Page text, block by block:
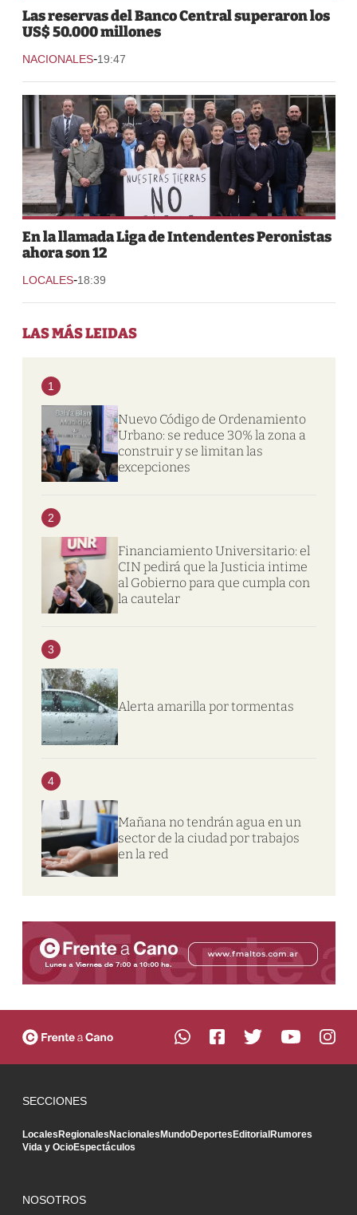
Las reservas del Banco Central superaron los
US$ 50.000 millones
NACIONALES-19:47
En la llamada Liga de Intendentes Peronistas
ahora son 12
LOCALES-18:39
LAS MÁS LEIDAS
1
Nuevo Código de Ordenamiento
Urbano: se reduce 30% la zona a
construir y se limitan las
excepciones
2
Financiamiento Universitario: el
CIN pedirá que la Justicia intime
al Gobierno para que cumpla con
la cautelar
3
Alerta amarilla por tormentas
4
Mañana no tendrán agua en un
sector de la ciudad por trabajos
en la red
SECCIONES
LocalesRegionalesNacionalesMundoDeportesEditorialRumores
Vida y OcioEspectáculos
NOSOTROS